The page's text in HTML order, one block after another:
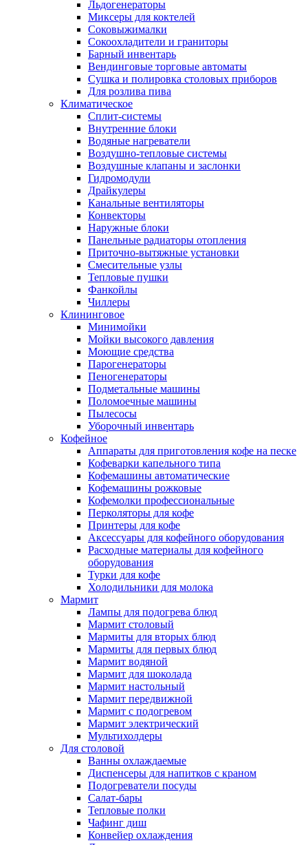
Льдогенераторы
Миксеры для коктелей
Соковыжималки
Сокоохладители и граниторы
Барный инвентарь
Вендинговые торговые автоматы
Сушка и полировка столовых приборов
Для розлива пива
Климатическое
Сплит-системы
Внутренние блоки
Водяные нагреватели
Воздушно-тепловые системы
Воздушные клапаны и заслонки
Гидромодули
Драйкулеры
Канальные вентиляторы
Конвекторы
Наружные блоки
Панельные радиаторы отопления
Приточно-вытяжные установки
Смесительные узлы
Тепловые пушки
Фанкойлы
Чиллеры
Клининговое
Минимойки
Мойки высокого давления
Моющие средства
Парогенераторы
Пеногенераторы
Подметальные машины
Поломоечные машины
Пылесосы
Уборочный инвентарь
Кофейное
Аппараты для приготовления кофе на песке
Кофеварки капельного типа
Кофемашины автоматические
Кофемашины рожковые
Кофемолки профессиональные
Перколяторы для кофе
Принтеры для кофе
Аксессуары для кофейного оборудования
Расходные материалы для кофейного
оборудования
Турки для кофе
Холодильники для молока
Мармит
Лампы для подогрева блюд
Мармит столовый
Мармиты для вторых блюд
Мармиты для первых блюд
Мармит водяной
Мармит для шоколада
Мармит настольный
Мармит передвижной
Мармит с подогревом
Мармит электрический
Мультихолдеры
Для столовой
Ванны охлаждаемые
Диспенсеры для напитков с краном
Подогреватели посуды
Салат-бары
Тепловые полки
Чафинг диш
Конвейер охлаждения